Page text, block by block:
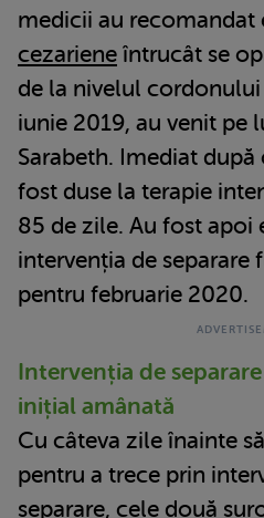
medicii au recomandat
cezariene întrucât se
de la nivelul
iunie 2019, au venit pe
Sarabeth. Imediat după
fost duse la terapie
85 de zile. Au fost apoi
intervenția de separare
pentru februarie 2020.
Intervenția de
inițial amânată
Cu câteva zile înainte
pentru a trece prin
separare, cele două